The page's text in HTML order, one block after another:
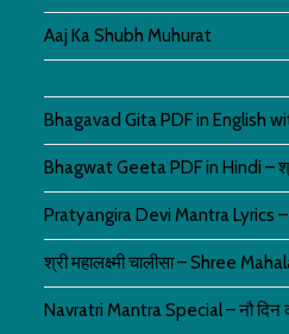
Aaj Ka Shubh Muhurat
Bhagavad Gita PDF in English
Bhagwat Geeta PDF in Hindi –
Pratyangira Devi Mantra Lyrics –
श्री महालक्ष्मी चालीसा – Shree
Navratri Mantra Special – नौ दिन